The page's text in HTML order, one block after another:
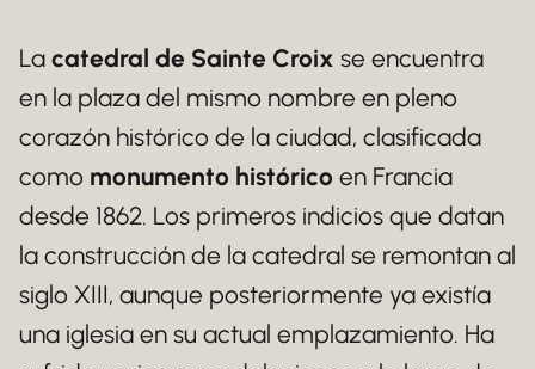
La catedral de Sainte Croix se encuentra
en la plaza del mismo nombre en pleno
corazón histórico de la ciudad, clasificada
como monumento histórico en Francia
desde 1862. Los primeros indicios que datan
la construcción de la catedral se remontan al
siglo XIII, aunque posteriormente ya existía
una iglesia en su actual emplazamiento. Ha